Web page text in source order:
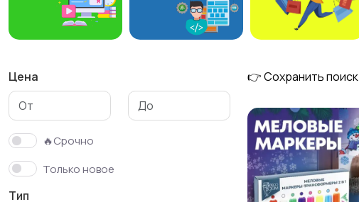
Цена
🔥Срочно
Только новое
Тип
👉 Сохранить поиск